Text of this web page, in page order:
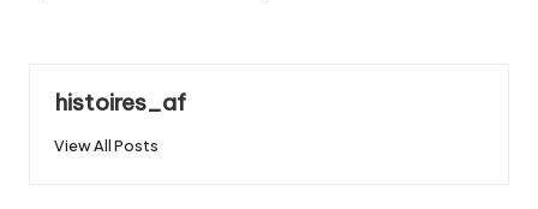
histoires_af
View All Posts